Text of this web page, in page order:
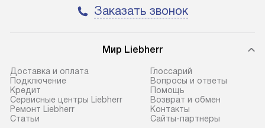
условия доставки у менеджера при
В оговоренный день служба
доставки доставит упакованный
прибор до подъезда. Если
требуется переместить прибор
до двери квартиры или до места
установки, пожалуйста,
предполагают
холодильников
требующим
наличие крана.
Заказать звонок
Мир Liebherr
Доставка и оплата
Подключение
Кредит
Сервисные центры Liebherr
Ремонт Liebherr
Cтатьи
Глоссарий
Вопросы и ответы
Помощь
Возврат и обмен
Контакты
Сайты-партнеры